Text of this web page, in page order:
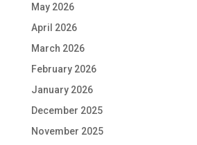
May 2026
April 2026
March 2026
February 2026
January 2026
December 2025
November 2025